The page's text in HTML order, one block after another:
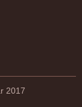
2017